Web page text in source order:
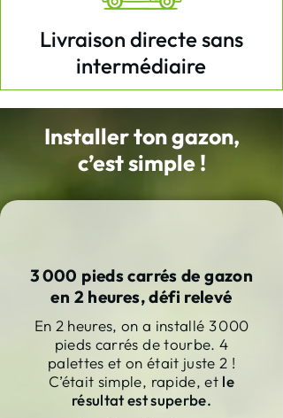
Livraison directe sans
intermédiaire
Installer ton gazon,
c’est simple !
3 000 pieds carrés de gazon
en 2 heures, défi relevé
En 2 heures, on a installé 3 000
pieds carrés de tourbe. 4
palettes et on était juste 2 !
C’était simple, rapide, et le
résultat est superbe.